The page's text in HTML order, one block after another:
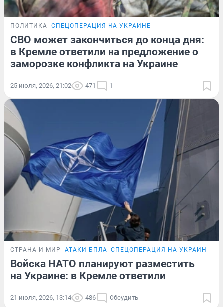
ПОЛИТИКА СПЕЦОПЕРАЦИЯ НА УКРАИНЕ
СВО может закончиться до конца дня:
в Кремле ответили на предложение о
заморозке конфликта на Украине
25 июля, 2026, 21:02 471 1
СТРАНА И МИР АТАКИ БПЛА СПЕЦОПЕРАЦИЯ НА УКРАИНЕ
Войска НАТО планируют разместить
на Украине: в Кремле ответили
21 июля, 2026, 13:14 486 Обсудить